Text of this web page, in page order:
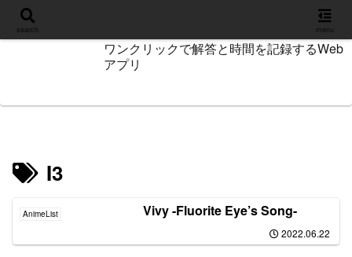
ワンクリックで解答と時間を記録するWeb
アプリ
I3
AnimeList Vivy -Fluorite Eye’s Song-
2022.06.22
search menu